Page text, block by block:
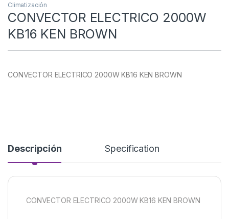
Climatización
CONVECTOR ELECTRICO 2000W
KB16 KEN BROWN
CONVECTOR ELECTRICO 2000W KB16 KEN BROWN
Descripción Specification
CONVECTOR ELECTRICO 2000W KB16 KEN BROWN